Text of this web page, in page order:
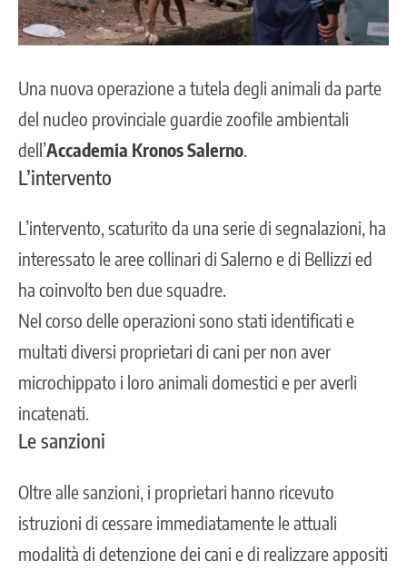
Una nuova operazione a tutela degli animali da parte
del nucleo provincialeguardie zoofile ambientali
dell’Accademia KronosSalerno.
L’intervento
L’intervento, scaturito da una serie di segnalazioni, ha
interessato le aree collinari di Salerno e di Bellizzi ed
ha coinvolto ben due squadre.
Nel corso delle operazioni sono stati identificati e
multati diversi proprietari di cani per non aver
microchippato i loro animali domestici e per averli
incatenati.
Le sanzioni
Oltre alle sanzioni, i proprietari hanno ricevuto
istruzioni di cessare immediatamente le attuali
modalità di detenzione dei cani e di realizzare appositi